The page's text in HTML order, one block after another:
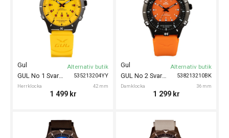
535213204YY
Gul
Herrklocka 42 mm
GUL No 1 Svart/Gul 42mm
Alternativ butik
1 499 kr
538213210BK
Gul
Damklocka 36 mm
GUL No 2 Svart/Orange 36mm
Alternativ butik
1 299 kr